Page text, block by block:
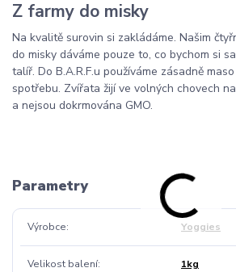
Z farmy do misky
Na kvalitě surovin si zakládáme. Našim
do misky dáváme pouze to, co bychom si
talíř. Do B.A.R.F.u používáme zásadně
spotřebu. Zvířata žijí ve volných chovech
a nejsou dokrmována GMO.
Parametry
Výrobce Yoggies
Velikost balení 1kg